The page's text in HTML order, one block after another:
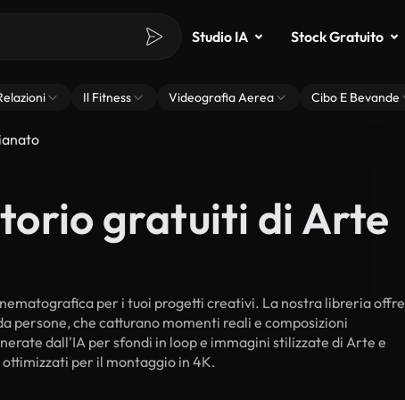
Studio IA Stock Gratuito
Il Fitness Videografia Aerea Cibo E Bevande
gratuiti di Arte
per i tuoi progetti creativi. La nostra libreria offre
persone, che catturano momenti reali e composizioni
dall'IA per sfondi in loop e immagini stilizzate di Arte e
per il montaggio in 4K.